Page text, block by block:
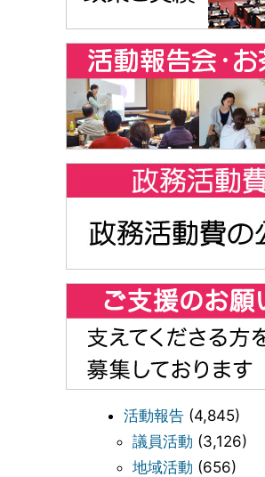
活動報告 (4,845)
議員活動 (3,126)
地域活動 (656)